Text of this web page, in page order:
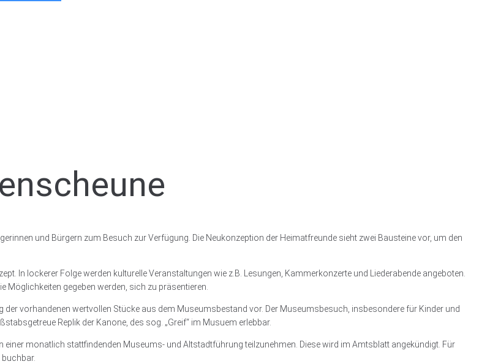
und Bürgern zum Besuch zur Verfügung. Die Neukonzeption der Heimatfreunde sieht zwei Bausteine vor, um den
In lockerer Folge werden kulturelle Veranstaltungen wie z.B. Lesungen, Kammerkonzerte und Liederabende angeboten.
Möglichkeiten gegeben werden, sich zu präsentieren.
vorhandenen wertvollen Stücke aus dem Museumsbestand vor. Der Museumsbesuch, insbesondere für Kinder und
Replik der Kanone, des sog. „Greif“ im Musuem erlebbar.
einer monatlich stattfindenden Museums- und Altstadtführung teilzunehmen. Diese wird im Amtsblatt angekündigt. Für